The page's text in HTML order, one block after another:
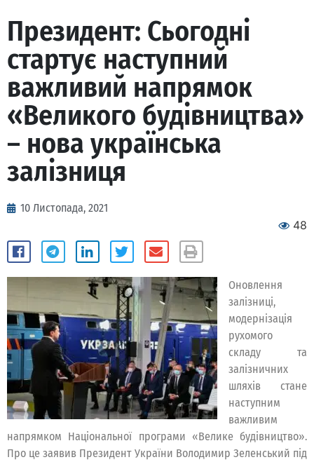
Президент: Сьогодні
стартує наступний
важливий напрямок
«Великого будівництва»
– нова українська
залізниця
10 Листопада, 2021
48
Оновлення
залізниці,
модернізація
рухомого
складу та
залізничних
шляхів стане
наступним
важливим
напрямком Національної програми «Велике будівництво».
Про це заявив Президент України Володимир Зеленський під